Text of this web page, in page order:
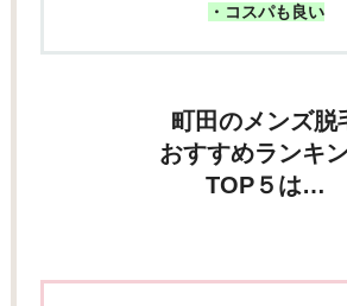
・コスパも良い
町田のメンズ脱
おすすめランキ
TOP５は…